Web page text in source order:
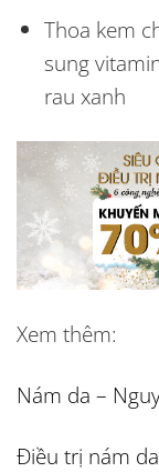
Thoa kem
sung
rau xanh
Xem thêm:
Nám da –
Điều trị nám